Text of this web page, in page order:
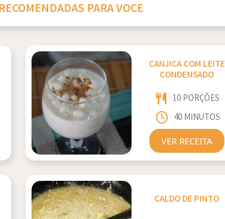
PARA VOCE
CANJICA COM LEITE
CONDENSADO
10 PORÇÕES
40 MINUTOS
VER RECEITA
CALDO DE PINTO